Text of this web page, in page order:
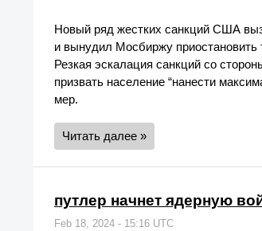
Новый ряд жестких санкций США
и вынудил Мосбиржу приостановить
Резкая эскалация санкций со
призвать население “нанести
мер.
Читать далее »
путлер начнет ядерную
Feb 18, 2024 - 15:16 UTC